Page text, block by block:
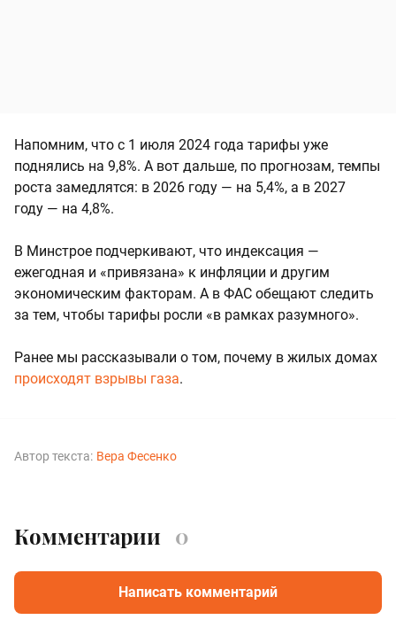
Напомним, что с 1 июля 2024 года тарифы уже
поднялись на 9,8%. А вот дальше, по прогнозам, темпы
роста замедлятся: в 2026 году — на 5,4%, а в 2027
году — на 4,8%.
В Минстрое подчеркивают, что индексация —
ежегодная и «привязана» к инфляции и другим
экономическим факторам. А в ФАС обещают следить
за тем, чтобы тарифы росли «в рамках разумного».
Ранее мы рассказывали о том, почему в жилых домах
происходят взрывы газа.
Автор текста: Вера Фесенко
Комментарии 0
Написать комментарий